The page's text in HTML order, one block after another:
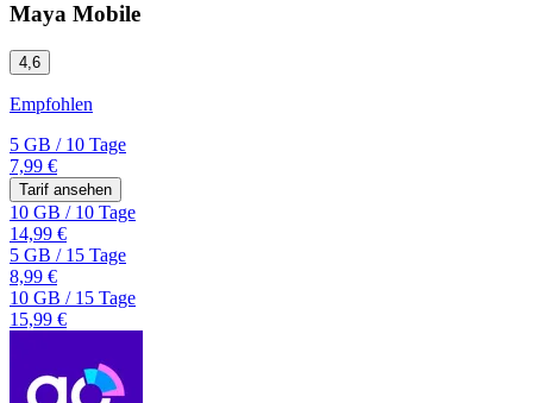
Maya Mobile
4,6
Empfohlen
5 GB /10 Tage
7,99 €
Tarif ansehen
10 GB /10 Tage
14,99 €
5 GB /15 Tage
8,99 €
10 GB /15 Tage
15,99 €